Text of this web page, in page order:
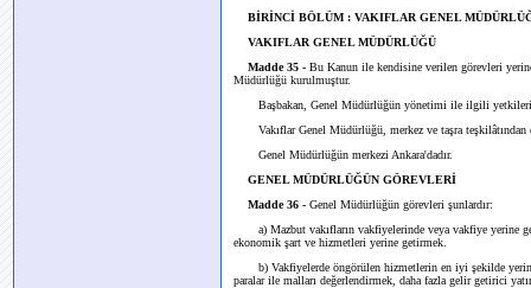
BİRİNCİ BÖLÜM : VAKIFLAR GENEL
VAKIFLAR GENEL MÜDÜRLÜĞÜ
Madde 35 - Bu Kanun ile kendisine verilen görevleri
Müdürlüğü kurulmuştur.
Başbakan, Genel Müdürlüğün yönetimi ile ilgili yetkilerini
Vakıflar Genel Müdürlüğü, merkez ve taşra teşkilâtından
Genel Müdürlüğün merkezi Ankara'dadır.
GENEL MÜDÜRLÜĞÜN GÖREVLERİ
Madde 36 - Genel Müdürlüğün görevleri şunlardır:
a) Mazbut vakıfların vakfiyelerinde veya vakfiye yerine
ekonomik şart ve hizmetleri yerine getirmek.
b) Vakfiyelerde öngörülen hizmetlerin en iyi şekilde
paralar ile malları değerlendirmek, daha fazla gelir getirici